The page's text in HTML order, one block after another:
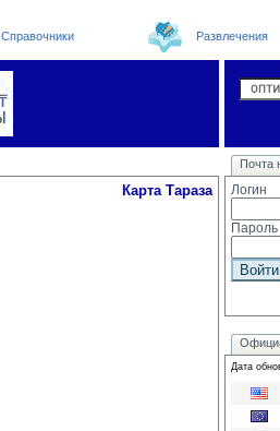
Справочники Развлечения
Карта Тараза
Почта
Логин
Пароль
Дата